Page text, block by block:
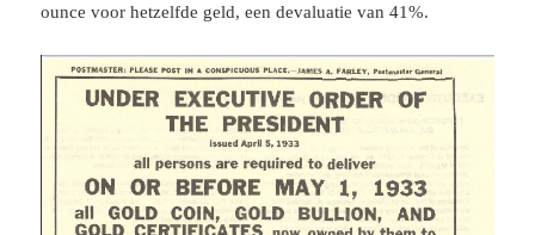
ounce voor hetzelfde geld, een devaluatie van 41%.